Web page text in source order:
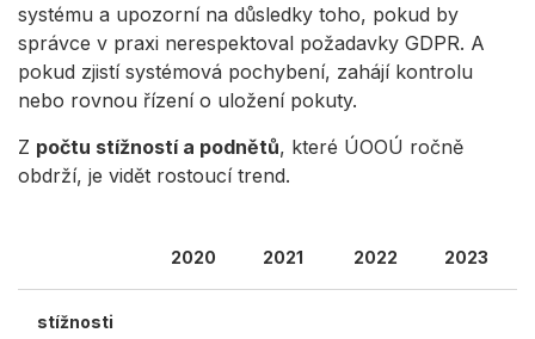
systému a upozorní na důsledky toho, pokud by
správce v praxi nerespektoval požadavky GDPR. A
pokud zjistí systémová pochybení, zahájí kontrolu
nebo rovnou řízení o uložení pokuty.
Z počtu stížností a podnětů, které ÚOOÚ ročně
obdrží, je vidět rostoucí trend.
2020 2021 2022 2023
stížnosti